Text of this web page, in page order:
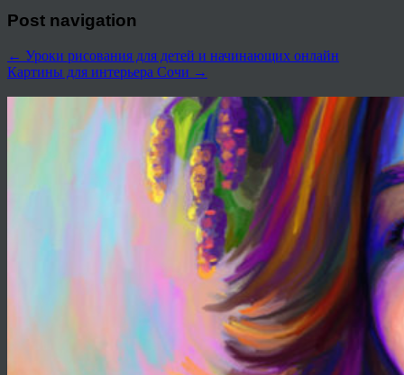
Post navigation
← Уроки рисования для детей и начинающих онлайн
Картины для интерьера Сочи →